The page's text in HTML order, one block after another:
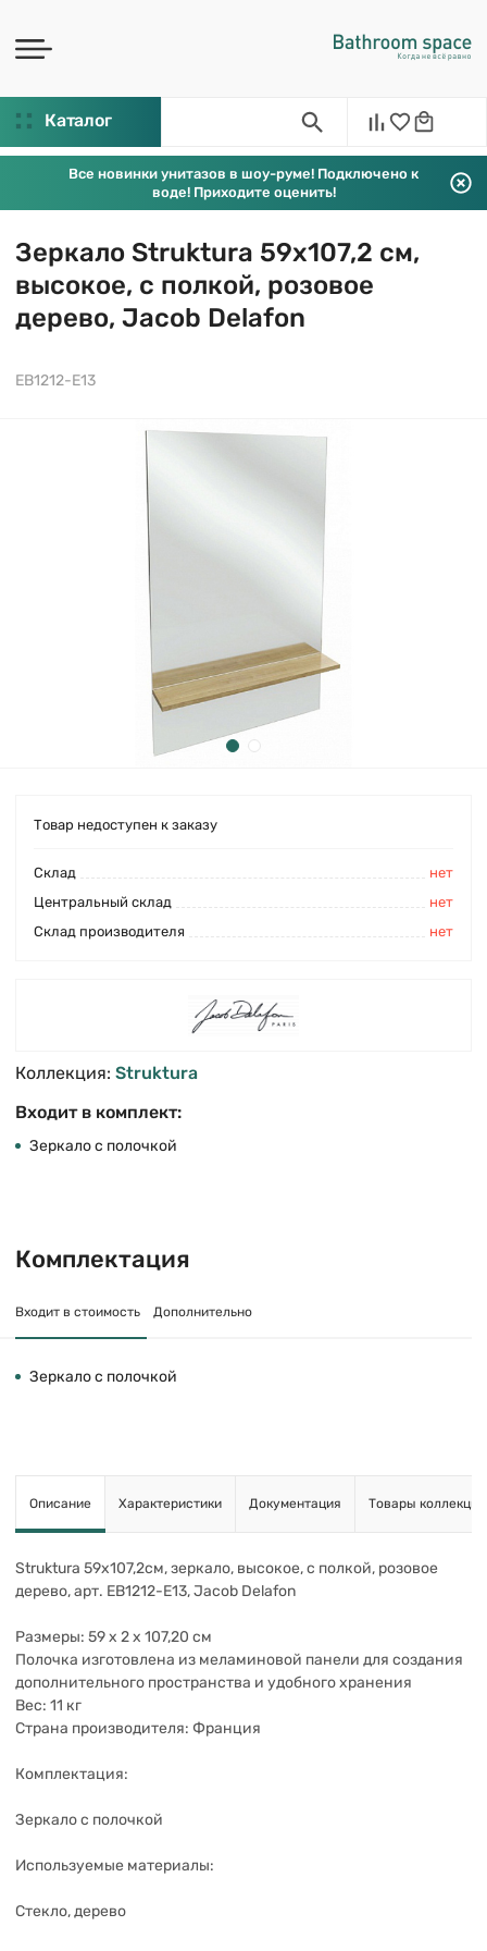
Каталог
Все новинки унитазов в шоу-руме! Подключено к
воде! Приходите оценить!
Зеркало Struktura 59х107,2 см,
высокое, с полкой, розовое
дерево, Jacob Delafon
EB1212-E13
Товар недоступен к заказу
Cклад
нет
Центральный склад
нет
Склад производителя
нет
Коллекция: Struktura
Входит в комплект:
Зеркало с полочкой
Комплектация
Входит в стоимость Дополнительно
Зеркало с полочкой
Описание Характеристики Документация Товары коллекции
Struktura 59х107,2см, зеркало, высокое, с полкой, розовое
дерево, арт. EB1212-E13, Jacob Delafon
Размеры: 59 x 2 x 107,20 см
Полочка изготовлена из меламиновой панели для создания
дополнительного пространства и удобного хранения
Вес: 11 кг
Страна производителя: Франция
Комплектация:
Зеркало с полочкой
Используемые материалы:
Стекло, дерево